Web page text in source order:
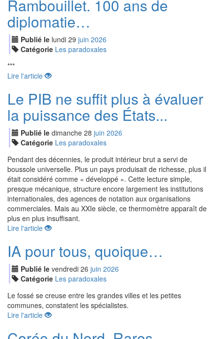
Rambouillet. 100 ans de
diplomatie…
Publié le lundi 29 juin 2026
Catégorie Les paradoxales
***
Lire l'article
Le PIB ne suffit plus à évaluer
la puissance des États...
Publié le dimanche 28 juin 2026
Catégorie Les paradoxales
Pendant des décennies, le produit intérieur brut a servi de
boussole universelle. Plus un pays produisait de richesse, plus il
était considéré comme « développé ». Cette lecture simple,
presque mécanique, structure encore largement les institutions
internationales, des agences de notation aux organisations
commerciales. Mais au XXIe siècle, ce thermomètre apparaît de
plus en plus insuffisant.
Lire l'article
IA pour tous, quoique…
Publié le vendredi 26 juin 2026
Catégorie Les paradoxales
Le fossé se creuse entre les grandes villes et les petites
communes, constatent les spécialistes.
Lire l'article